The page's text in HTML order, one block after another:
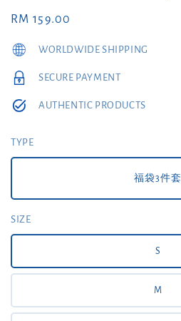
Regular
RM 159.00
WORLDWIDE SHIPPING
SECURE PAYMENT
AUTHENTIC PRODUCTS
TYPE
福袋3件套
SIZE
S
M